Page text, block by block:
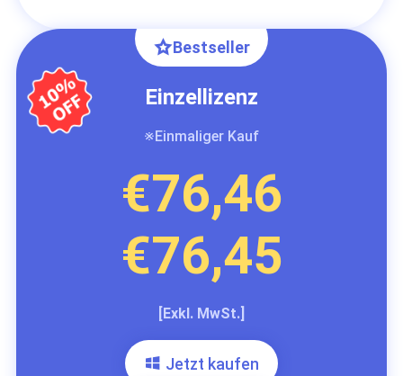
Bestseller
Einzellizenz
※Einmaliger Kauf
€76,46
€76,45
[Exkl. MwSt.]
Jetzt kaufen